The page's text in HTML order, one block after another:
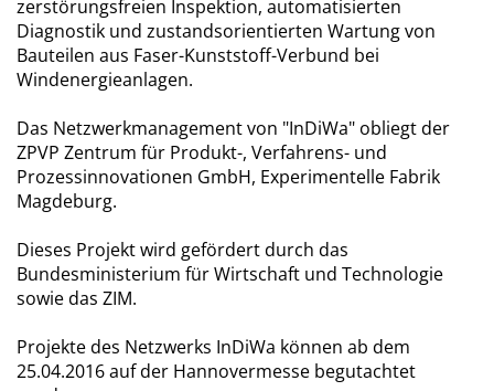
zerstörungsfreien Inspektion, automatisierten
Diagnostik und zustandsorientierten Wartung von
Bauteilen aus Faser-Kunststoff-Verbund bei
Windenergieanlagen.
Das Netzwerkmanagement von "InDiWa" obliegt der
ZPVP Zentrum für Produkt-, Verfahrens- und
Prozessinnovationen GmbH, Experimentelle Fabrik
Magdeburg.
Dieses Projekt wird gefördert durch das
Bundesministerium für Wirtschaft und Technologie
sowie das ZIM.
Projekte des Netzwerks InDiWa können ab dem
25.04.2016 auf der Hannovermesse begutachtet